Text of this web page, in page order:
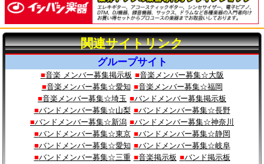
関連サイトリンク
グループサイト
音楽 メンバー募集掲示板
音楽メンバー募集☆大阪
音楽メンバー募集☆愛知
音楽メンバー募集☆福岡
音楽メンバー募集☆埼玉
バンドメンバー募集掲示板
バンドメンバー募集☆山梨
バンドメンバー募集☆長野
バンドメンバー募集☆新潟
バンドメンバー募集☆神奈川
バンドメンバー募集☆東京
バンドメンバー募集☆静岡
バンドメンバー募集☆愛知
バンドメンバー募集☆岐阜
バンドメンバー募集☆三重
音楽掲示板
バンド掲示板